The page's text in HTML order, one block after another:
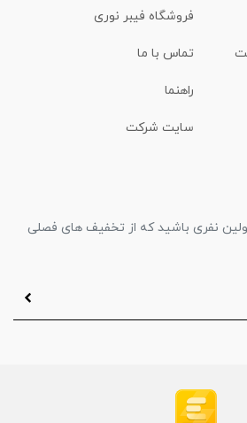
فروشگاه فیبر نوری
تماس با ما
راهنما
سایت شرکت
نفری باشید که از تخفیف های فصلی